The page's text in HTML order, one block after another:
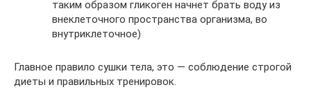
таким образом гликоген начнет брать воду из
внеклеточного пространства организма, во
внутриклеточное)
Главное правило сушки тела, это — соблюдение строгой
диеты и правильных тренировок.